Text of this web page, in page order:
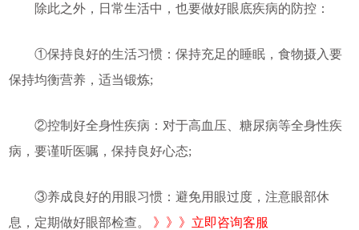
除此之外，日常生活中，也要做好眼底疾病的防控：
①保持良好的生活习惯：保持充足的睡眠，食物摄入要
保持均衡营养，适当锻炼;
②控制好全身性疾病：对于高血压、糖尿病等全身性疾
病，要谨听医嘱，保持良好心态;
③养成良好的用眼习惯：避免用眼过度，注意眼部休
息，定期做好眼部检查。 》》》立即咨询客服